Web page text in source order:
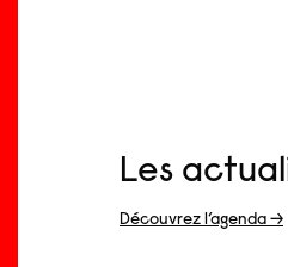
Les
Découvrez l’agenda →